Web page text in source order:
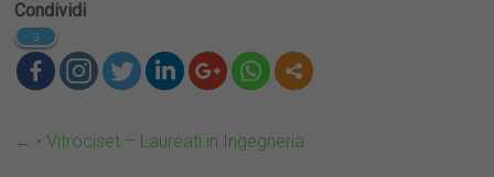
Condividi
3
← • Vitrociset – Laureati in Ingegneria